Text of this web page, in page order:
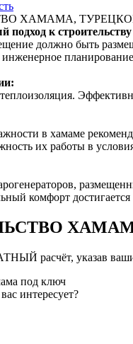
подход к
должно быть
в хамаме
их работы в
комфорт
расчёт, указав
интересует?